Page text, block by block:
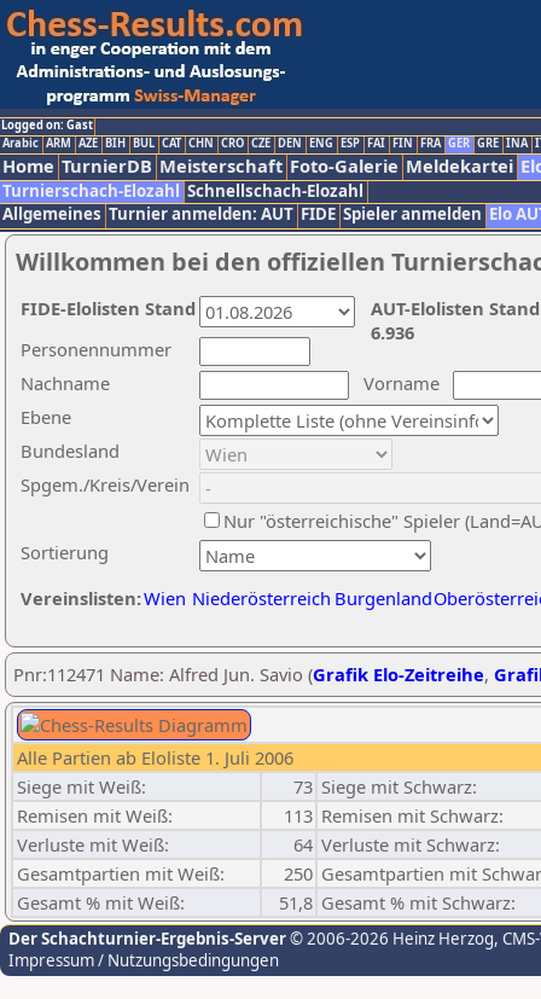
Logged on: Gast
Arabic ARM AZE BIH BUL CAT CHN CRO CZE DEN ENG ESP FAI FIN FRA GER GRE INA
Home TurnierDB Meisterschaft Foto-Galerie Meldekartei
Turnierschach-Elozahl Schnellschach-Elozahl
Allgemeines Turnier anmelden: AUT FIDE Spieler anmelden Elo
Willkommen bei den offiziellen
Nachname
Vorname
Ebene
Sortierung
Personennummer
Bundesland
Spgem./Kreis/Verein
Nur "österreichische" Spieler
Vereinslisten:Wien Niederösterreich Burgenland
AUT-Elolisten
6.936
FIDE-Elolisten Stand
Pnr:112471 Name: Alfred Jun. Savio (Grafik Elo-Zeitreihe,
Alle Partien ab Eloliste 1. Juli 2006
Siege mit Weiß:
73 Siege mit Schwarz:
Remisen mit Weiß:
113 Remisen mit Schwarz:
Verluste mit Weiß:
64 Verluste mit Schwarz:
Gesamtpartien mit Weiß:
250 Gesamtpartien mit
Gesamt % mit Weiß:
51,8 Gesamt % mit Schwarz:
Der Schachturnier-Ergebnis-Server© 2006-2026 Heinz Herzog,
Impressum / Nutzungsbedingungen